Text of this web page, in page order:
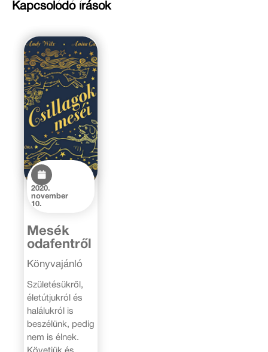
Kapcsolódó írások
2020.
november
10.
Mesék
odafentről
Könyvajánló
Születésükről,
életútjukról és
halálukról is
beszélünk, pedig
nem is élnek.